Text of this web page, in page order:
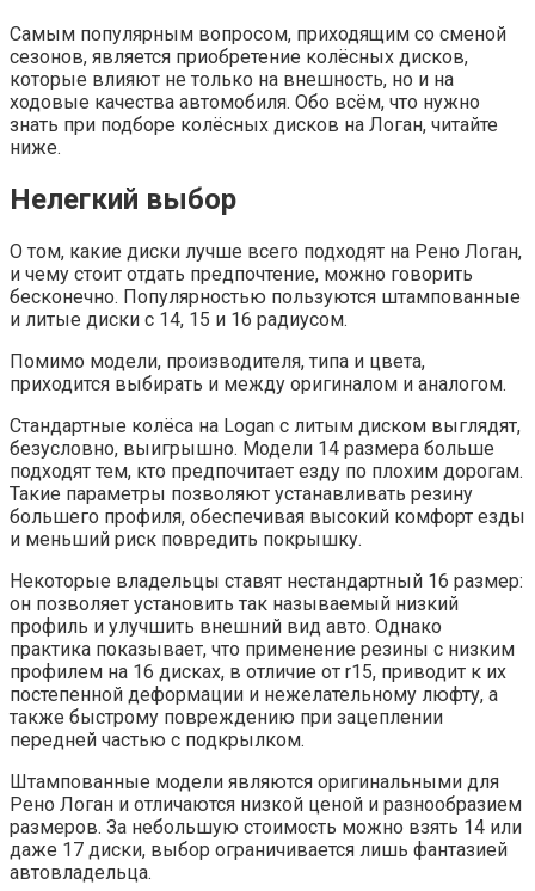
Самым популярным вопросом, приходящим со сменой
сезонов, является приобретение колёсных дисков,
которые влияют не только на внешность, но и на
ходовые качества автомобиля. Обо всём, что нужно
знать при подборе колёсных дисков на Логан, читайте
ниже.
Нелегкий выбор
О том, какие диски лучше всего подходят на Рено Логан,
и чему стоит отдать предпочтение, можно говорить
бесконечно. Популярностью пользуются штампованные
и литые диски с 14, 15 и 16 радиусом.
Помимо модели, производителя, типа и цвета,
приходится выбирать и между оригиналом и аналогом.
Стандартные колёса на Logan с литым диском выглядят,
безусловно, выигрышно. Модели 14 размера больше
подходят тем, кто предпочитает езду по плохим дорогам.
Такие параметры позволяют устанавливать резину
большего профиля, обеспечивая высокий комфорт езды
и меньший риск повредить покрышку.
Некоторые владельцы ставят нестандартный 16 размер:
он позволяет установить так называемый низкий
профиль и улучшить внешний вид авто. Однако
практика показывает, что применение резины с низким
профилем на 16 дисках, в отличие от r15, приводит к их
постепенной деформации и нежелательному люфту, а
также быстрому повреждению при зацеплении
передней частью с подкрылком.
Штампованные модели являются оригинальными для
Рено Логан и отличаются низкой ценой и разнообразием
размеров. За небольшую стоимость можно взять 14 или
даже 17 диски, выбор ограничивается лишь фантазией
автовладельца.